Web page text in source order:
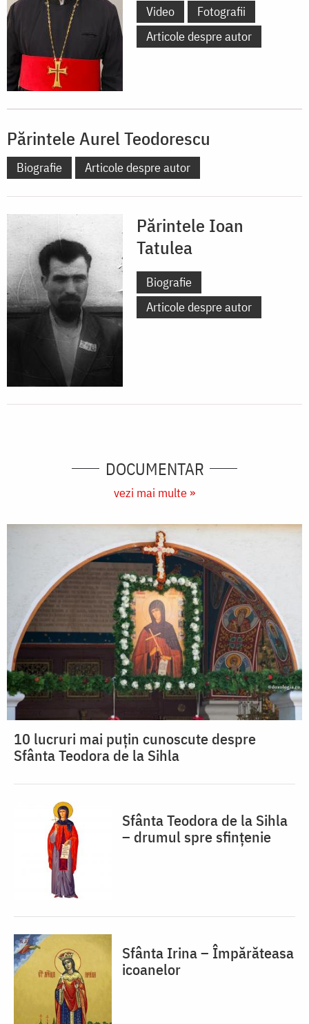
Video
Fotografii
Articole despre autor
Părintele Aurel Teodorescu
Biografie Articole despre autor
Părintele Ioan
Tatulea
Biografie
Articole despre autor
DOCUMENTAR
vezi mai multe »
10 lucruri mai puțin cunoscute despre
Sfânta Teodora de la Sihla
Sfânta Teodora de la Sihla
– drumul spre sfințenie
Sfânta Irina – Împărăteasa
icoanelor